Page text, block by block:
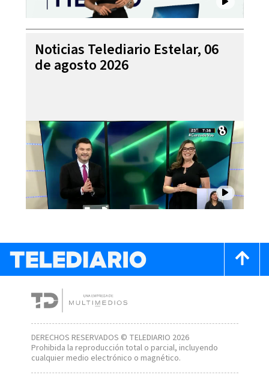
Noticias Telediario Estelar, 06
de agosto 2026
DERECHOS RESERVADOS © TELEDIARIO 2026
Prohibida la reproducción total o parcial, incluyendo
cualquier medio electrónico o magnético.